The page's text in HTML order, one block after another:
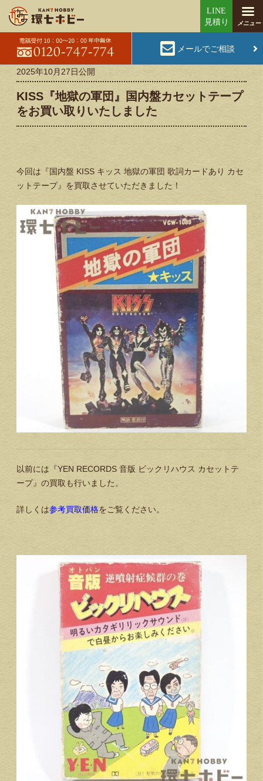
メールでご相談
2025年10月27日公開
KISS『地獄の軍団』国内盤カセットテープ
をお買い取りいたしました
今回は『国内盤 KISS キッス 地獄の軍団 歌詞カードあり カセ
ットテープ』を買取させていただきました！
以前には『YEN RECORDS 音版 ビックリハウス カセットテ
ープ』の買取も行いました。
詳しくは参考買取価格をご覧ください。